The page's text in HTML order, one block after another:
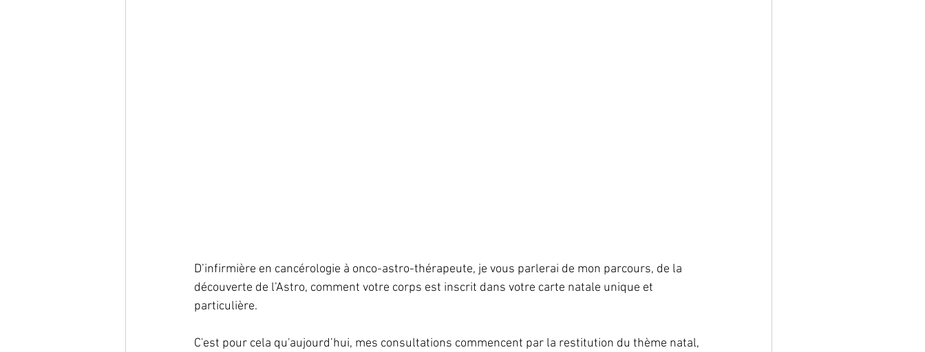
D’infirmière en cancérologie à onco-astro-thérapeute, je vous parlerai de mon parcours, de la
découverte de l’Astro, comment votre corps est inscrit dans votre carte natale unique et
particulière.
C'est pour cela qu'aujourd’hui, mes consultations commencent par la restitution du thème natal,